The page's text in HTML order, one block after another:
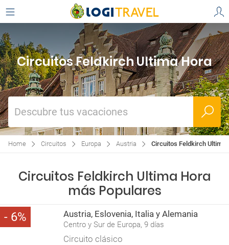
Circuitos Feldkirch Ultima Hora
Descubre tus vacaciones
Home Circuitos Europa Austria Circuitos Feldkirch Ultima
Circuitos Feldkirch Ultima Hora
más Populares
6 Austria, Eslovenia, Italia y Alemania
Centro y Sur de Europa, 9 días
Circuito clásico